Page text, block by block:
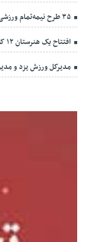
افتتاح یک هنرستان ۱۲ کلاسه در اردکان با حضور وزیر صمت
مدیرکل ورزش یزد و